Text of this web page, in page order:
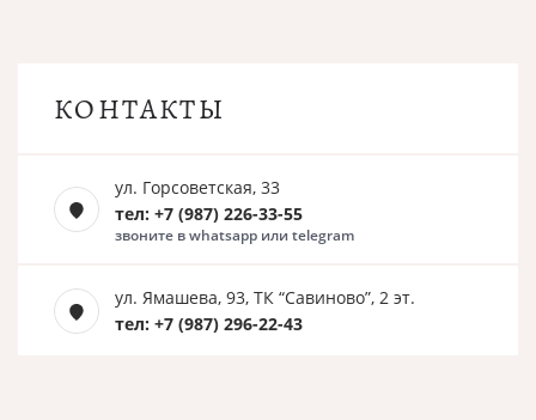
КОНТАКТЫ
ул. Горсоветская, 33
тел: +7 (987) 226-33-55
звоните в whatsapp или telegram
ул. Ямашева, 93, ТК “Савиново”, 2 эт.
тел: +7 (987) 296-22-43